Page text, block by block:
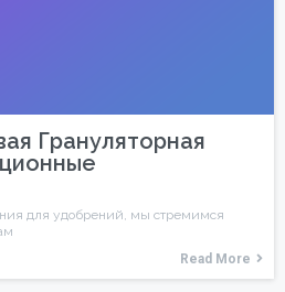
Грануляторная
для удобрений, мы стремимся
Read More